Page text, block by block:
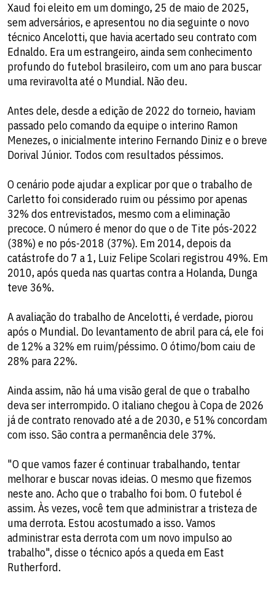
Xaud foi eleito em um domingo, 25 de maio de 2025,
sem adversários, e apresentou no dia seguinte o novo
técnico Ancelotti, que havia acertado seu contrato com
Ednaldo. Era um estrangeiro, ainda sem conhecimento
profundo do futebol brasileiro, com um ano para buscar
uma reviravolta até o Mundial. Não deu.
Antes dele, desde a edição de 2022 do torneio, haviam
passado pelo comando da equipe o interino Ramon
Menezes, o inicialmente interino Fernando Diniz e o breve
Dorival Júnior. Todos com resultados péssimos.
O cenário pode ajudar a explicar por que o trabalho de
Carletto foi considerado ruim ou péssimo por apenas
32% dos entrevistados, mesmo com a eliminação
precoce. O número é menor do que o de Tite pós-2022
(38%) e no pós-2018 (37%). Em 2014, depois da
catástrofe do 7 a 1, Luiz Felipe Scolari registrou 49%. Em
2010, após queda nas quartas contra a Holanda, Dunga
teve 36%.
A avaliação do trabalho de Ancelotti, é verdade, piorou
após o Mundial. Do levantamento de abril para cá, ele foi
de 12% a 32% em ruim/péssimo. O ótimo/bom caiu de
28% para 22%.
Ainda assim, não há uma visão geral de que o trabalho
deva ser interrompido. O italiano chegou à Copa de 2026
já de contrato renovado até a de 2030, e 51% concordam
com isso. São contra a permanência dele 37%.
"O que vamos fazer é continuar trabalhando, tentar
melhorar e buscar novas ideias. O mesmo que fizemos
neste ano. Acho que o trabalho foi bom. O futebol é
assim. Às vezes, você tem que administrar a tristeza de
uma derrota. Estou acostumado a isso. Vamos
administrar esta derrota com um novo impulso ao
trabalho", disse o técnico após a queda em East
Rutherford.